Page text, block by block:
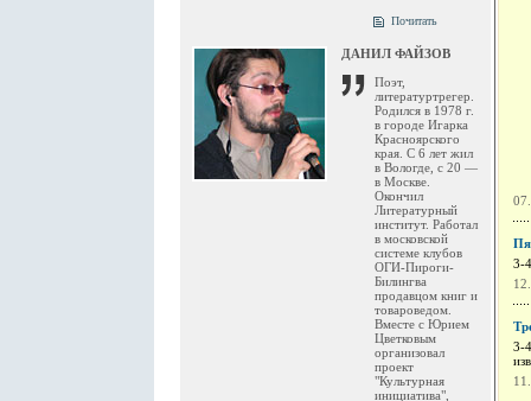
Почитать
ДАНИЛ ФАЙЗОВ
Поэт,
литературтрегер.
Родился в 1978 г.
в городе Игарка
Красноярского
края. С 6 лет жил
в Вологде, с 20 —
в Москве.
Окончил
Литературный
институт. Работал
в московской
системе клубов
ОГИ-Пироги-
Билингва
продавцом книг и
товароведом.
Вместе с Юрием
Цветковым
организовал
проект
"Культурная
инициатива",
3-
3-